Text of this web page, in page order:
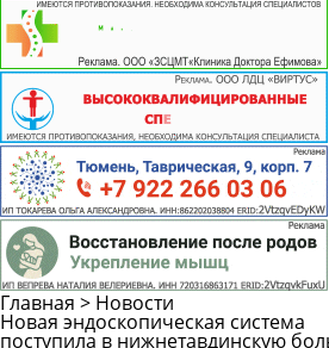
Главная > Новости
Новая эндоскопическая система
поступила в нижнетавдинскую